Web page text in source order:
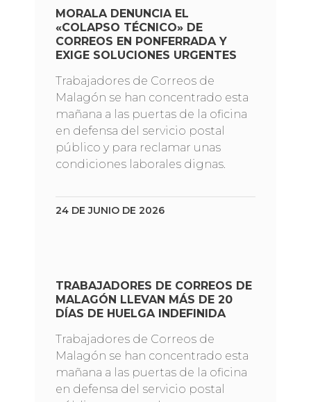
MORALA DENUNCIA EL
«COLAPSO TÉCNICO» DE
CORREOS EN PONFERRADA Y
EXIGE SOLUCIONES URGENTES
Trabajadores de Correos de
Malagón se han concentrado esta
mañana a las puertas de la oficina
en defensa del servicio postal
público y para reclamar unas
condiciones laborales dignas.
24 DE JUNIO DE 2026
TRABAJADORES DE CORREOS DE
MALAGÓN LLEVAN MÁS DE 20
DÍAS DE HUELGA INDEFINIDA
Trabajadores de Correos de
Malagón se han concentrado esta
mañana a las puertas de la oficina
en defensa del servicio postal